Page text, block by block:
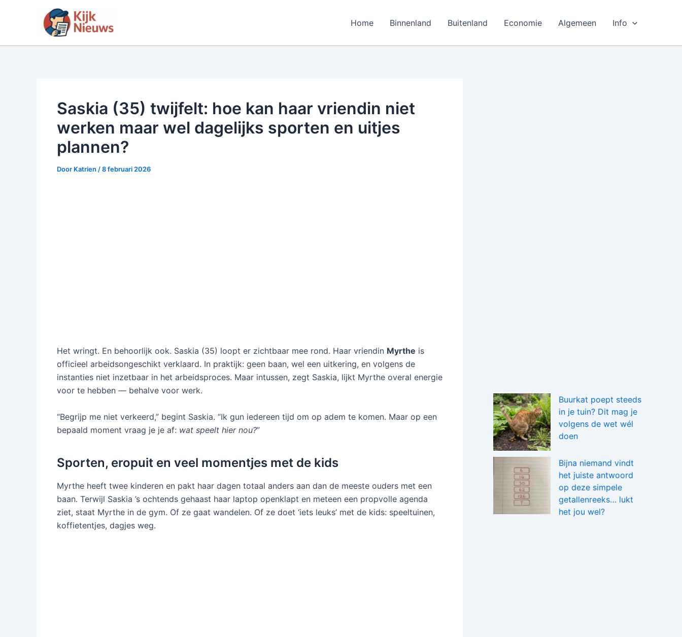
inhoud
Home Binnenland Buitenland Economie Algemeen Info
Saskia (35) twijfelt: hoe kan haar vriendin niet
werken maar wel dagelijks sporten en uitjes
plannen?
Door Katrien /8 februari 2026
Het wringt. En behoorlijk ook. Saskia (35) loopt er zichtbaar mee rond. Haar vriendin Myrthe is
officieel arbeidsongeschikt verklaard. In praktijk: geen baan, wel een uitkering, en volgens de
instanties niet inzetbaar in het arbeidsproces. Maar intussen, zegt Saskia, lijkt Myrthe overal energie
voor te hebben — behalve voor werk.
“Begrijp me niet verkeerd,” begint Saskia. “Ik gun iedereen tijd om op adem te komen. Maar op een
bepaald moment vraag je je af: wat speelt hier nou?”
Sporten, eropuit en veel momentjes met de kids
Myrthe heeft twee kinderen en pakt haar dagen totaal anders aan dan de meeste ouders met een
baan. Terwijl Saskia ’s ochtends gehaast haar laptop openklapt en meteen een propvolle agenda
ziet, staat Myrthe in de gym. Of ze gaat wandelen. Of ze doet ‘iets leuks’ met de kids: speeltuinen,
koffietentjes, dagjes weg.
Buurkat poept steeds
in je tuin? Dit mag je
volgens de wet wél
doen
Bijna niemand vindt
het juiste antwoord
op deze simpele
getallenreeks… lukt
het jou wel?